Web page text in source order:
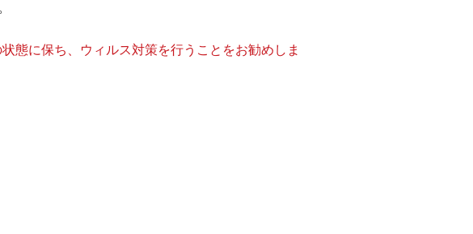
態に保ち、ウィルス対策を行うことをお勧めしま